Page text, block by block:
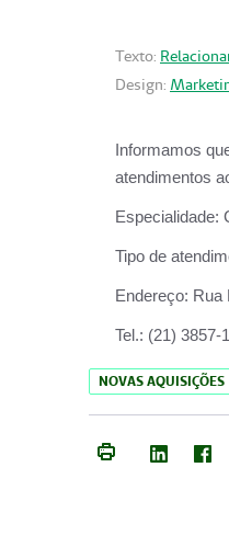
Texto:
Design:
Informamos
atendimentos
Especialidade:
Tipo de
Endereço: Rua
Tel.: (21) 3857-
NOVAS AQUISIÇÕES